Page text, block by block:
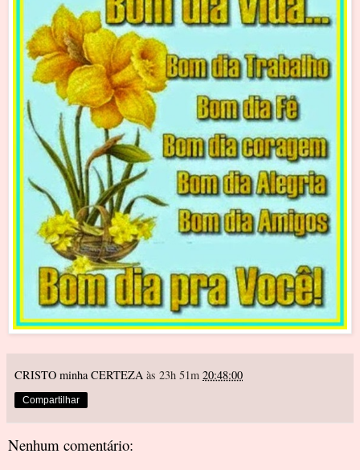
CRISTO minha CERTEZA às 23h 51m 20:48:00
Compartilhar
Nenhum comentário: